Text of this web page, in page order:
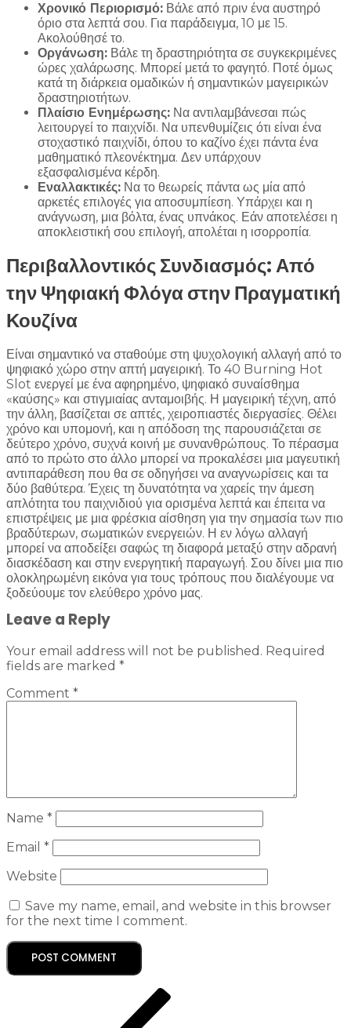
Χρονικό Περιορισμό: Βάλε από πριν ένα αυστηρό
όριο στα λεπτά σου. Για παράδειγμα, 10 με 15.
Ακολούθησέ το.
Οργάνωση: Βάλε τη δραστηριότητα σε συγκεκριμένες
ώρες χαλάρωσης. Μπορεί μετά το φαγητό. Ποτέ όμως
κατά τη διάρκεια ομαδικών ή σημαντικών μαγειρικών
δραστηριοτήτων.
Πλαίσιο Ενημέρωσης: Να αντιλαμβάνεσαι πώς
λειτουργεί το παιχνίδι. Να υπενθυμίζεις ότι είναι ένα
στοχαστικό παιχνίδι, όπου το καζίνο έχει πάντα ένα
μαθηματικό πλεονέκτημα. Δεν υπάρχουν
εξασφαλισμένα κέρδη.
Εναλλακτικές: Να το θεωρείς πάντα ως μία από
αρκετές επιλογές για αποσυμπίεση. Υπάρχει και η
ανάγνωση, μια βόλτα, ένας υπνάκος. Εάν αποτελέσει η
αποκλειστική σου επιλογή, απολέται η ισορροπία.
Περιβαλλοντικός Συνδιασμός: Από
την Ψηφιακή Φλόγα στην Πραγματική
Κουζίνα
Είναι σημαντικό να σταθούμε στη ψυχολογική αλλαγή από το
ψηφιακό χώρο στην απτή μαγειρική. Το 40 Burning Hot
Slot ενεργεί με ένα αφηρημένο, ψηφιακό συναίσθημα
«καύσης» και στιγμιαίας ανταμοιβής. Η μαγειρική τέχνη, από
την άλλη, βασίζεται σε απτές, χειροπιαστές διεργασίες. Θέλει
χρόνο και υπομονή, και η απόδοση της παρουσιάζεται σε
δεύτερο χρόνο, συχνά κοινή με συνανθρώπους. Το πέρασμα
από το πρώτο στο άλλο μπορεί να προκαλέσει μια μαγευτική
αντιπαράθεση που θα σε οδηγήσει να αναγνωρίσεις και τα
δύο βαθύτερα. Έχεις τη δυνατότητα να χαρείς την άμεση
απλότητα του παιχνιδιού για ορισμένα λεπτά και έπειτα να
επιστρέψεις με μια φρέσκια αίσθηση για την σημασία των πιο
βραδύτερων, σωματικών ενεργειών. Η εν λόγω αλλαγή
μπορεί να αποδείξει σαφώς τη διαφορά μεταξύ στην αδρανή
διασκέδαση και στην ενεργητική παραγωγή. Σου δίνει μια πιο
ολοκληρωμένη εικόνα για τους τρόπους που διαλέγουμε να
ξοδεύουμε τον ελεύθερο χρόνο μας.
Leave a Reply
Your email address will not be published. Required
fields are marked *
Comment *
Name *
Email *
Website
Save my name, email, and website in this browser
for the next time I comment.